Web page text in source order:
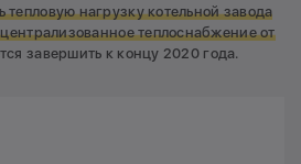
нагрузку котельной завода
теплоснабжение от
завершить к концу 2020 года.